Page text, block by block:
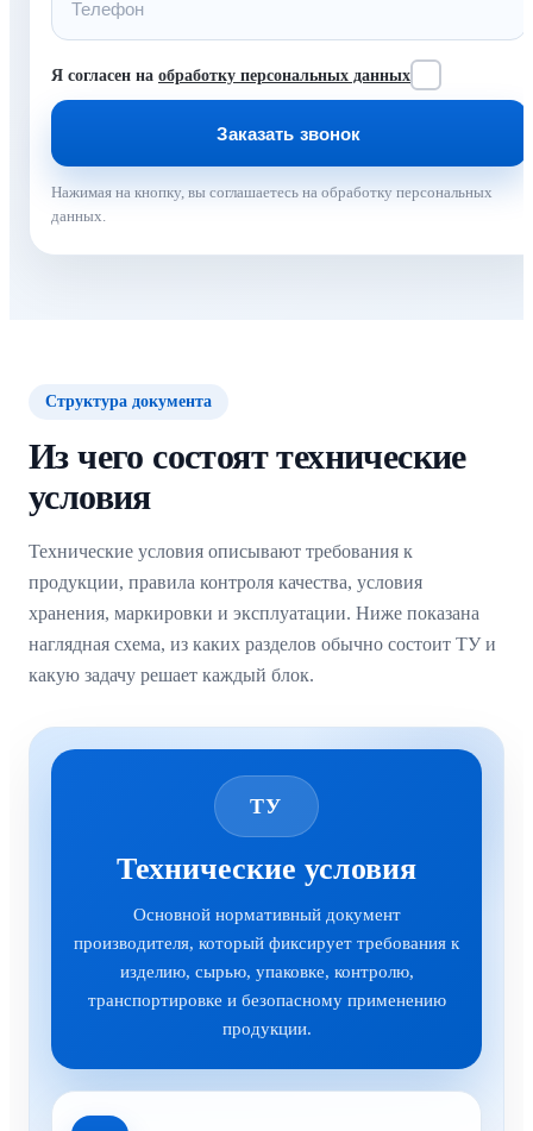
Я согласен на обработку персональных данных
Нажимая на кнопку, вы соглашаетесь на обработку персональных
данных.
Структура документа
Из чего состоят технические
условия
Технические условия описывают требования к
продукции, правила контроля качества, условия
хранения, маркировки и эксплуатации. Ниже показана
наглядная схема, из каких разделов обычно состоит ТУ и
какую задачу решает каждый блок.
ТУ
Технические условия
Основной нормативный документ
производителя, который фиксирует требования к
изделию, сырью, упаковке, контролю,
транспортировке и безопасному применению
продукции.